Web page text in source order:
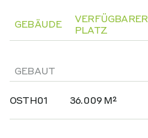
GEBÄUDE
VERFÜGBARER
PLATZ
GEBAUT
OSTH01 36.009 M²